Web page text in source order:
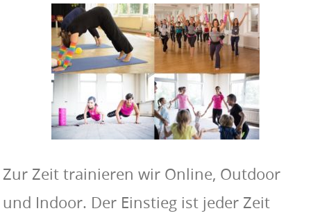
Zur Zeit trainieren wir Online, Outdoor
und Indoor. Der Einstieg ist jeder Zeit